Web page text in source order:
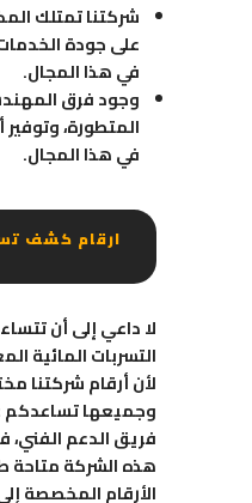
شركتنا تمتلك
على جودة
في هذا المجال.
وجود فرق
المتطورة،
في هذا المجال.
ارقام كشف
لا داعي إلى أن
التسربات المائية
لأن أرقام شركتنا
وجميعها
فريق الدعم الفني،
هذه الشركة متاحة
الأرقام المخصصة